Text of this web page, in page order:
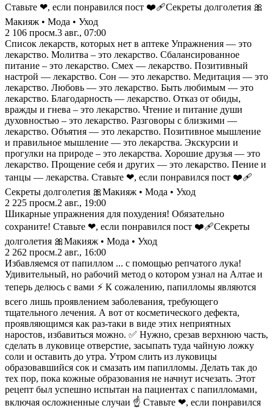
Ставьте ❤, если понравился пост ❤️‍🩹Секреты долголетия 🎀
Макияж • Мода • Уход
2 106 просм.3 авг., 07:00
Список лекарств, которых нет в аптеке Упражнения — это
лекарство. Молитва – это лекарство. Сбалансированное
питание – это лекарство. Смех — лекарство. Позитивный
настрой — лекарство. Сон — это лекарство. Медитация — это
лекарство. Любовь — это лекарство. Быть любимым — это
лекарство. Благодарность — лекарство. Отказ от обиды,
вражды и гнева – это лекарство. Чтение и питание души
духовностью – это лекарство. Разговоры с близкими —
лекарство. Объятия — это лекарство. Позитивное мышление
и правильное мышление — это лекарства. Экскурсии и
прогулки на природе – это лекарства. Хорошие друзья — это
лекарство. Прощение себя и других — это лекарство. Пение и
танцы — лекарства. Ставьте ❤, если понравился пост ❤️‍🩹
Секреты долголетия 🎀Макияж • Мода • Уход
2 225 просм.2 авг., 19:00
Шикарные упражнения для похудения! Обязательно
сохраните! Ставьте ❤, если понравился пост ❤️‍🩹Секреты
долголетия 🎀Макияж • Мода • Уход
2 262 просм.2 авг., 16:00
Избавляемся от папиллом ... с помощью репчатого лука!
Удивительный, но рабочий метод о котором узнал на Алтае и
теперь делюсь с вами ⚡️ К сожалению, папилломы являются
всего лишь проявлением заболевания, требующего
тщательного лечения. А вот от косметического дефекта,
проявляющимся как раз-таки в виде этих неприятных
наростов, избавиться можно. ✅ Нужно, срезав верхнюю часть,
сделать в луковице отверстие, засыпать туда чайную ложку
соли и оставить до утра. Утром слить из луковицы
образовавшийся сок и смазать им папилломы. Делать так до
тех пор, пока кожные образования не начнут исчезать. Этот
рецепт был успешно испытан на пациентах с папилломами,
включая осложненные случаи ☝️ Ставьте ❤, если понравился